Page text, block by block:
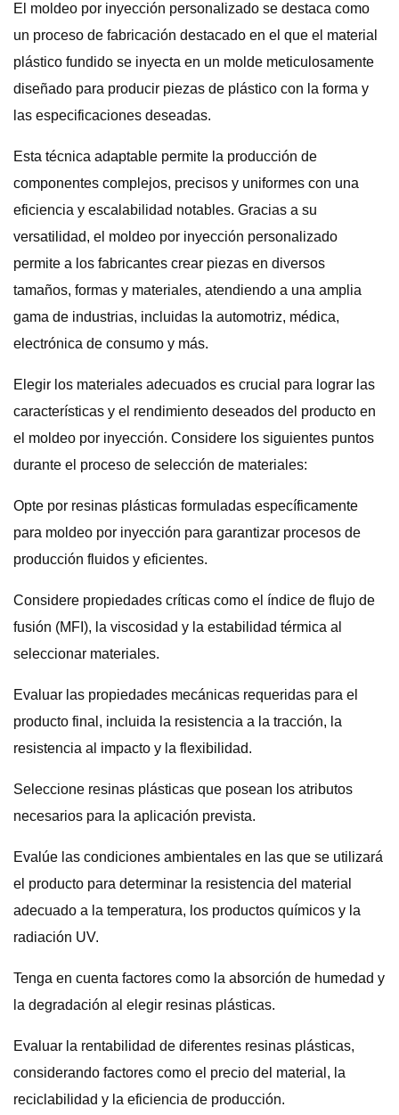
El moldeo por inyección personalizado se destaca como
un proceso de fabricación destacado en el que el material
plástico fundido se inyecta en un molde meticulosamente
diseñado para producir piezas de plástico con la forma y
las especificaciones deseadas.
Esta técnica adaptable permite la producción de
componentes complejos, precisos y uniformes con una
eficiencia y escalabilidad notables. Gracias a su
versatilidad, el moldeo por inyección personalizado
permite a los fabricantes crear piezas en diversos
tamaños, formas y materiales, atendiendo a una amplia
gama de industrias, incluidas la automotriz, médica,
electrónica de consumo y más.
Elegir los materiales adecuados es crucial para lograr las
características y el rendimiento deseados del producto en
el moldeo por inyección. Considere los siguientes puntos
durante el proceso de selección de materiales:
Opte por resinas plásticas formuladas específicamente
para moldeo por inyección para garantizar procesos de
producción fluidos y eficientes.
Considere propiedades críticas como el índice de flujo de
fusión (MFI), la viscosidad y la estabilidad térmica al
seleccionar materiales.
Evaluar las propiedades mecánicas requeridas para el
producto final, incluida la resistencia a la tracción, la
resistencia al impacto y la flexibilidad.
Seleccione resinas plásticas que posean los atributos
necesarios para la aplicación prevista.
Evalúe las condiciones ambientales en las que se utilizará
el producto para determinar la resistencia del material
adecuado a la temperatura, los productos químicos y la
radiación UV.
Tenga en cuenta factores como la absorción de humedad y
la degradación al elegir resinas plásticas.
Evaluar la rentabilidad de diferentes resinas plásticas,
considerando factores como el precio del material, la
reciclabilidad y la eficiencia de producción.